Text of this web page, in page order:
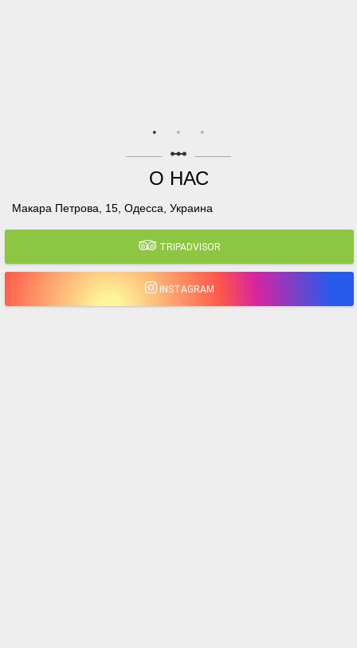
linear_scale
О НАС
Макара Петрова, 15, Одесса, Украина
TRIPADVISOR
INSTAGRAM